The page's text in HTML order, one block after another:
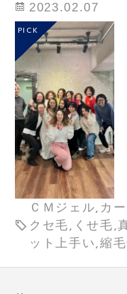
2023.02.07
PICK
ＣＭジェル,カ
クセ毛,くせ毛,
ット上手い,縮